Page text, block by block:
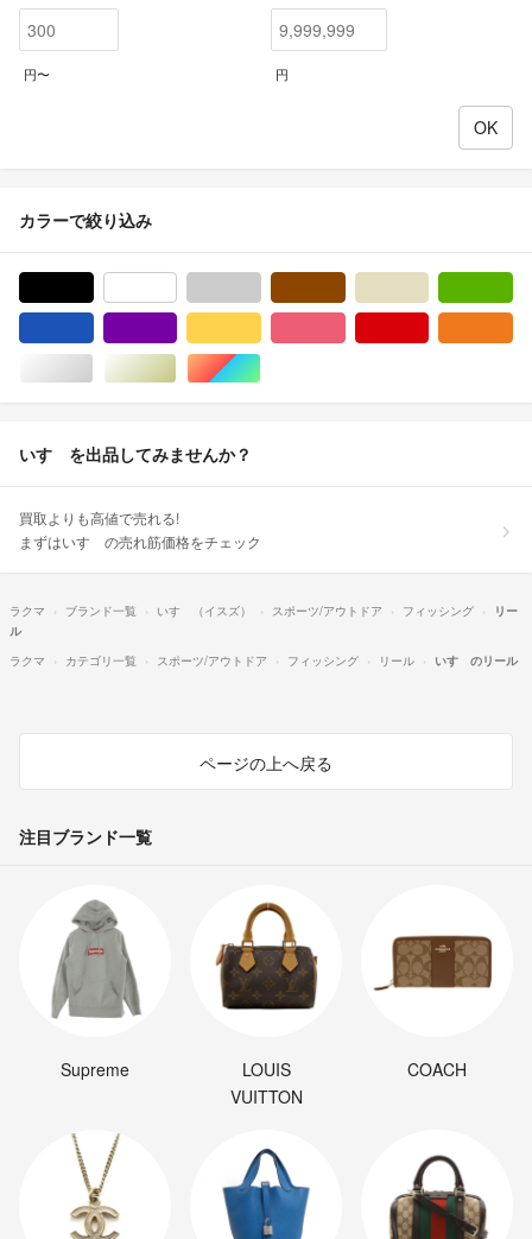
円〜 円
カラーで絞り込み
シルバー/銀色系ゴールド/金色系マルチカラー
いすゞを出品してみませんか？
買取よりも高値で売れる!
まずはいすゞの売れ筋価格をチェック
ラクマ ブランド一覧 いすゞ（イスズ） スポーツ/アウトドア フィッシング
リー
ル
ラクマ
カテゴリ一覧 スポーツ/アウトドア フィッシング リール いすゞのリール
ページの上へ戻る
注目ブランド一覧
Supreme
LOUIS
VUITTON
COACH